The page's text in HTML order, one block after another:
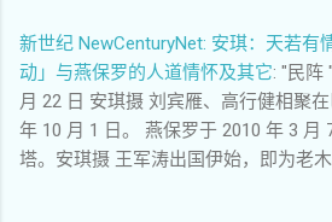
新世纪 NewCenturyNet: 安琪：天若
动」与燕保罗的人道情怀及其它: "民阵
月 22 日 安琪摄 刘宾雁、高行健相聚
年 10 月 1 日。 燕保罗于 2010 年 3 月
塔。安琪摄 王军涛出国伊始，即为老木